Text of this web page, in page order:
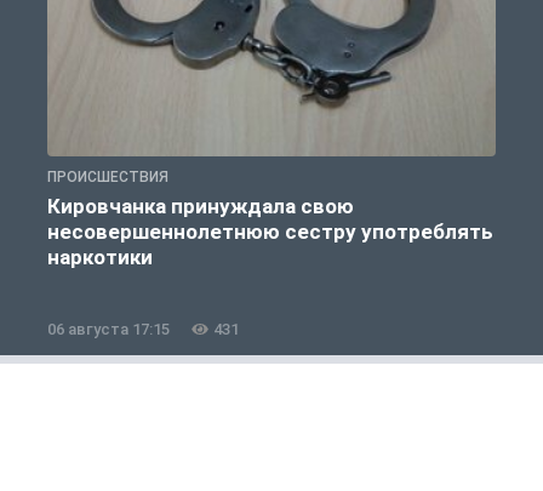
ПРОИСШЕСТВИЯ
Кировчанка принуждала свою
несовершеннолетнюю сестру употреблять
наркотики
06 августа 17:15 431